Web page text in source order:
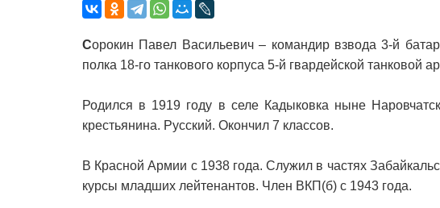
Сорокин Павел Васильевич – командир взвода 3-й
полка 18-го танкового корпуса 5-й гвардейской танковой
Родился в 1919 году в селе Кадыковка ныне
крестьянина. Русский. Окончил 7 классов.
В Красной Армии с 1938 года. Служил в частях
курсы младших лейтенантов. Член ВКП(б) с 1943 года.